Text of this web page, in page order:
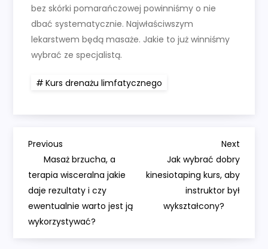
bez skórki pomarańczowej powinniśmy o nie
dbać systematycznie. Najwłaściwszym
lekarstwem będą masaże. Jakie to już winniśmy
wybrać ze specjalistą.
Kurs drenażu limfatycznego
N
a
w
i
Previous
Post
Previous
Masaż brzucha, a
terapia wisceralna jakie
daje rezultaty i czy
ewentualnie warto jest ją
wykorzystywać?
Next
Post
Next
Jak wybrać dobry
kinesiotaping kurs, aby
instruktor był
wykształcony?